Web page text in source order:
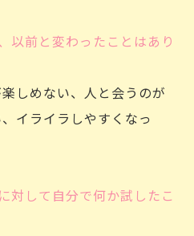
以前と変わったことはあり
しめない、人と会うのが
イライラしやすくなっ
対して自分で何か試したこ